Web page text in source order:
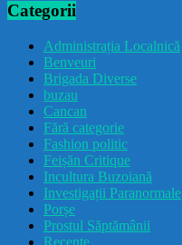
Categorii
Administrația Localnică
Benveuri
Brigada Diverse
buzau
Cancan
Fără categorie
Fashion politic
Feișăn Critique
Incultura Buzoiană
Investigații Paranormale
Porșe
Prostul Săptămânii